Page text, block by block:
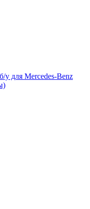
у для Mercedes-Benz